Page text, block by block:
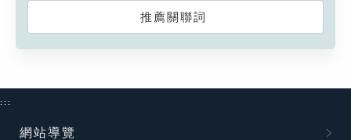
推薦關聯詞
:::
網站導覽